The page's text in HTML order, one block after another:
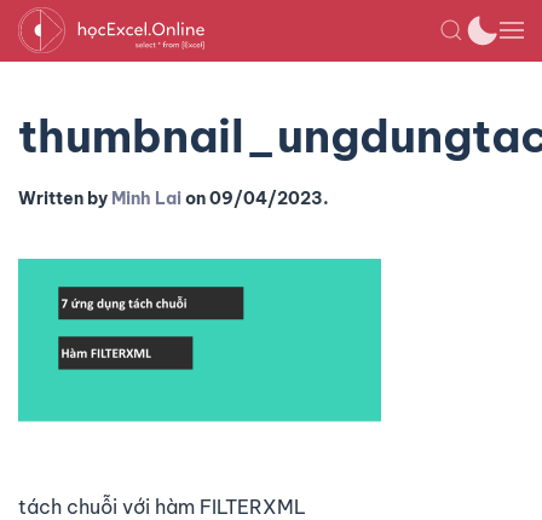
Written by Minh Laion09/04/2023.
tách chuỗi với hàm FILTERXML